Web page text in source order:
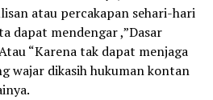
atau percakapan sehari-hari
dapat mendengar ,”Dasar
“Karena tak dapat menjaga
wajar dikasih hukuman kontan